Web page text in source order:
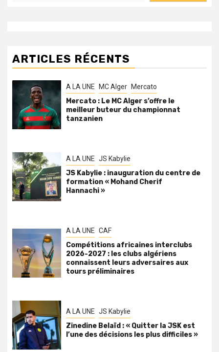
ARTICLES RÉCENTS
A LA UNE MC Alger Mercato
Mercato : Le MC Alger s’offre le
meilleur buteur du championnat
tanzanien
A LA UNE JS Kabylie
JS Kabylie : inauguration du centre de
formation « Mohand Cherif
Hannachi »
A LA UNE CAF
Compétitions africaines interclubs
2026-2027 : les clubs algériens
connaissent leurs adversaires aux
tours préliminaires
A LA UNE JS Kabylie
Zinedine Belaïd : « Quitter la JSK est
l’une des décisions les plus difficiles »